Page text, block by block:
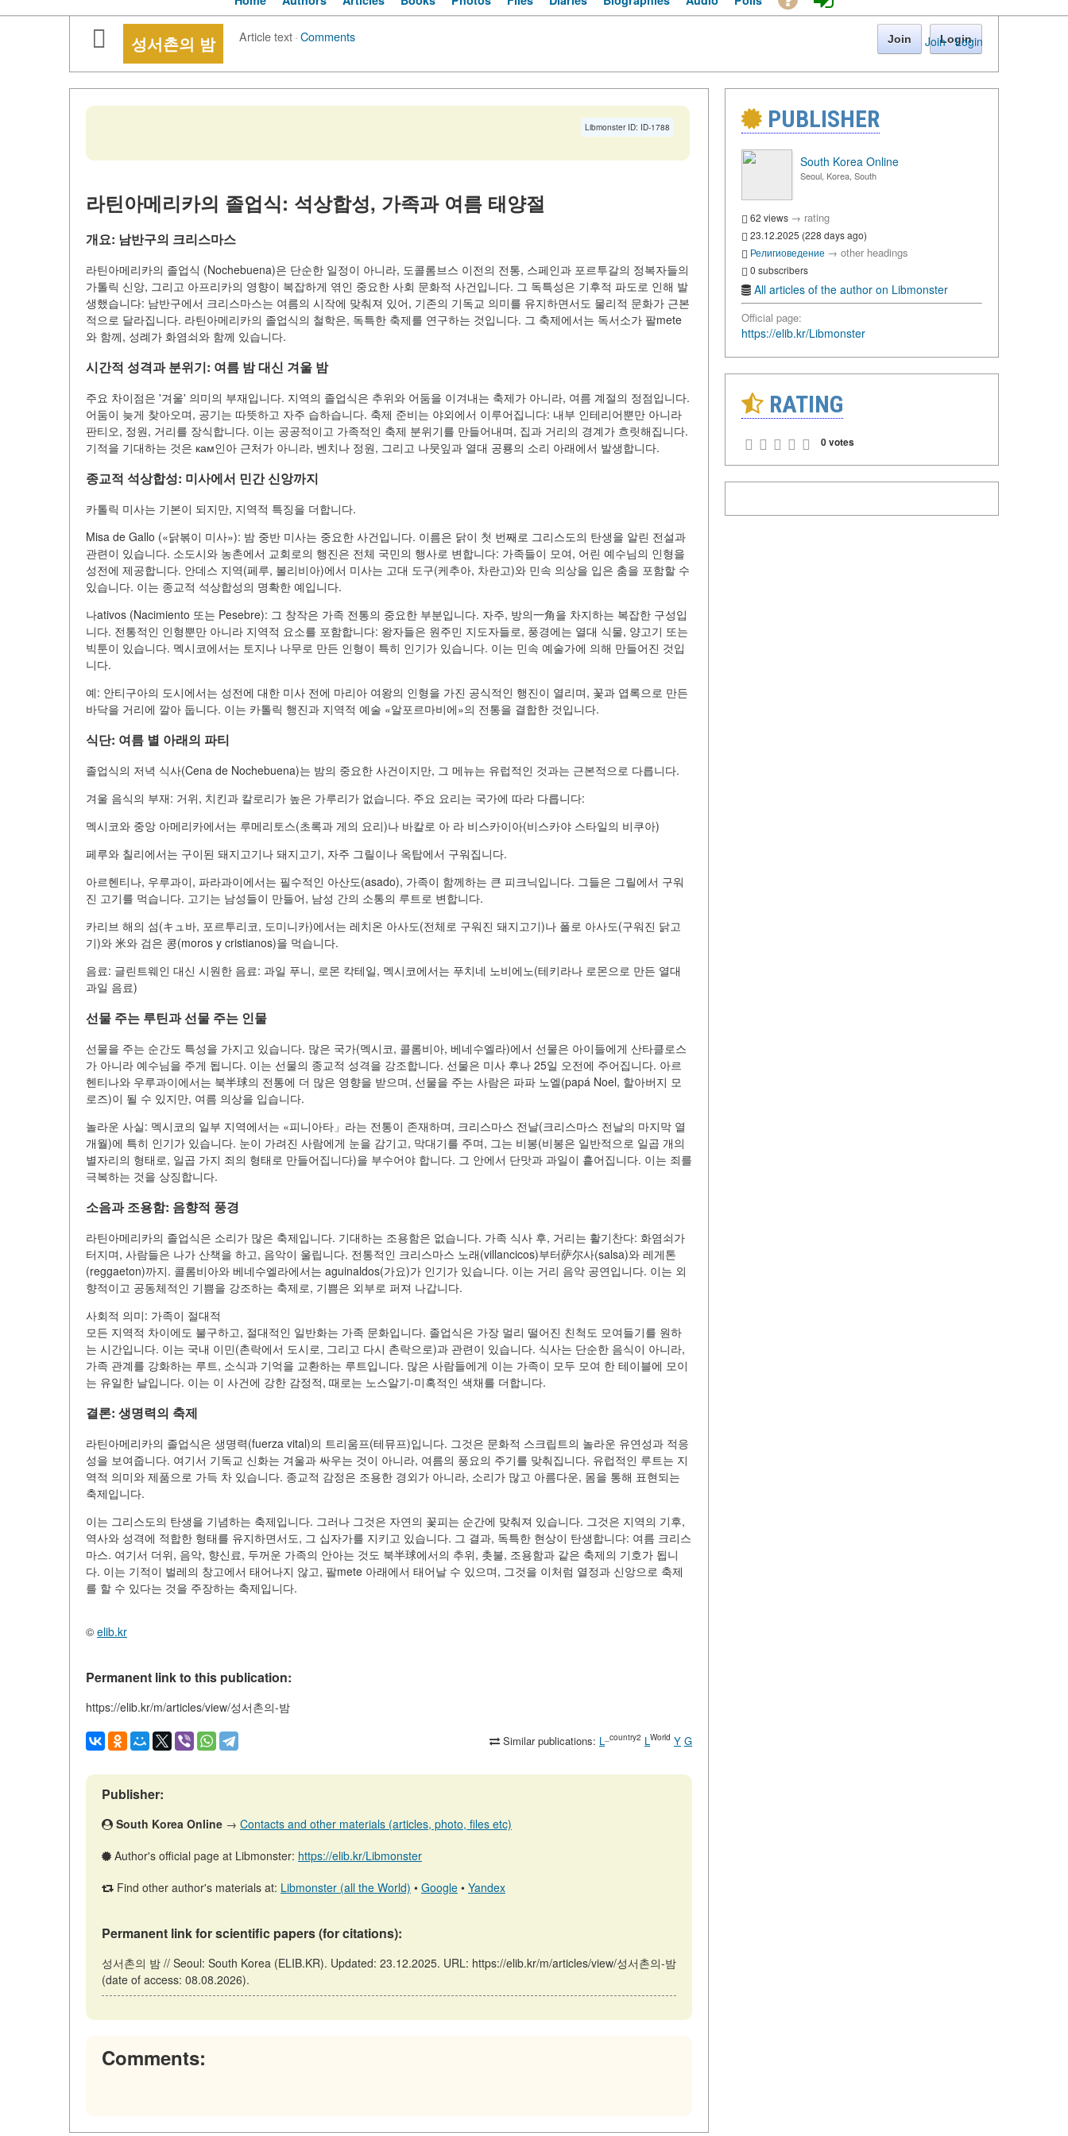
Join · Login
성서촌의 밤 Article text·Comments Join Login
Libmonster ID: ID-1788
라틴아메리카의 졸업식: 석상합성, 가족과 여름 태양절
개요: 남반구의 크리스마스
라틴아메리카의 졸업식 (Nochebuena)은 단순한 일정이 아니라, 도콜롬브스 이전의 전통, 스페인과 포르투갈의 정복자들의
가톨릭 신앙, 그리고 아프리카의 영향이 복잡하게 엮인 중요한 사회 문화적 사건입니다. 그 독특성은 기후적 파도로 인해 발
생했습니다: 남반구에서 크리스마스는 여름의 시작에 맞춰져 있어, 기존의 기독교 의미를 유지하면서도 물리적 문화가 근본
적으로 달라집니다. 라틴아메리카의 졸업식의 철학은, 독특한 축제를 연구하는 것입니다. 그 축제에서는 독서소가 팔mete
와 함께, 성례가 화염쇠와 함께 있습니다.
시간적 성격과 분위기: 여름 밤 대신 겨울 밤
주요 차이점은 '겨울' 의미의 부재입니다. 지역의 졸업식은 추위와 어둠을 이겨내는 축제가 아니라, 여름 계절의 정점입니다.
어둠이 늦게 찾아오며, 공기는 따뜻하고 자주 습하습니다. 축제 준비는 야외에서 이루어집니다: 내부 인테리어뿐만 아니라
판티오, 정원, 거리를 장식합니다. 이는 공공적이고 가족적인 축제 분위기를 만들어내며, 집과 거리의 경계가 흐릿해집니다.
기적을 기대하는 것은 кам인아 근처가 아니라, 벤치나 정원, 그리고 나뭇잎과 열대 공룡의 소리 아래에서 발생합니다.
종교적 석상합성: 미사에서 민간 신앙까지
카톨릭 미사는 기본이 되지만, 지역적 특징을 더합니다.
Misa de Gallo («닭볶이 미사»): 밤 중반 미사는 중요한 사건입니다. 이름은 닭이 첫 번째로 그리스도의 탄생을 알린 전설과
관련이 있습니다. 소도시와 농촌에서 교회로의 행진은 전체 국민의 행사로 변합니다: 가족들이 모여, 어린 예수님의 인형을
성전에 제공합니다. 안데스 지역(페루, 볼리비아)에서 미사는 고대 도구(케추아, 차란고)와 민속 의상을 입은 춤을 포함할 수
있습니다. 이는 종교적 석상합성의 명확한 예입니다.
나ativos (Nacimiento 또는 Pesebre): 그 창작은 가족 전통의 중요한 부분입니다. 자주, 방의一角을 차지하는 복잡한 구성입
니다. 전통적인 인형뿐만 아니라 지역적 요소를 포함합니다: 왕자들은 원주민 지도자들로, 풍경에는 열대 식물, 양고기 또는
빅툰이 있습니다. 멕시코에서는 토지나 나무로 만든 인형이 특히 인기가 있습니다. 이는 민속 예술가에 의해 만들어진 것입
니다.
예: 안티구아의 도시에서는 성전에 대한 미사 전에 마리아 여왕의 인형을 가진 공식적인 행진이 열리며, 꽃과 엽록으로 만든
바닥을 거리에 깔아 둡니다. 이는 카톨릭 행진과 지역적 예술 «알포르마비에»의 전통을 결합한 것입니다.
식단: 여름 별 아래의 파티
졸업식의 저녁 식사(Cena de Nochebuena)는 밤의 중요한 사건이지만, 그 메뉴는 유럽적인 것과는 근본적으로 다릅니다.
겨울 음식의 부재: 거위, 치킨과 칼로리가 높은 가루리가 없습니다. 주요 요리는 국가에 따라 다릅니다:
멕시코와 중앙 아메리카에서는 루메리토스(초록과 게의 요리)나 바칼로 아 라 비스카이아(비스카야 스타일의 비쿠아)
페루와 칠리에서는 구이된 돼지고기나 돼지고기, 자주 그릴이나 옥탑에서 구워집니다.
아르헨티나, 우루과이, 파라과이에서는 필수적인 아산도(asado), 가족이 함께하는 큰 피크닉입니다. 그들은 그릴에서 구워
진 고기를 먹습니다. 고기는 남성들이 만들어, 남성 간의 소통의 루트로 변합니다.
카리브 해의 섬(キュ바, 포르투리코, 도미니카)에서는 레치온 아사도(전체로 구워진 돼지고기)나 폴로 아사도(구워진 닭고
기)와 米와 검은 콩(moros y cristianos)을 먹습니다.
음료: 글린트웨인 대신 시원한 음료: 과일 푸니, 로몬 칵테일, 멕시코에서는 푸치네 노비에노(테키라나 로몬으로 만든 열대
과일 음료)
선물 주는 루틴과 선물 주는 인물
선물을 주는 순간도 특성을 가지고 있습니다. 많은 국가(멕시코, 콜롬비아, 베네수엘라)에서 선물은 아이들에게 산타클로스
가 아니라 예수님을 주게 됩니다. 이는 선물의 종교적 성격을 강조합니다. 선물은 미사 후나 25일 오전에 주어집니다. 아르
헨티나와 우루과이에서는 북半球의 전통에 더 많은 영향을 받으며, 선물을 주는 사람은 파파 노엘(papá Noel, 할아버지 모
로즈)이 될 수 있지만, 여름 의상을 입습니다.
놀라운 사실: 멕시코의 일부 지역에서는 «피니아타」라는 전통이 존재하며, 크리스마스 전날(크리스마스 전날의 마지막 열
개월)에 특히 인기가 있습니다. 눈이 가려진 사람에게 눈을 감기고, 막대기를 주며, 그는 비봉(비봉은 일반적으로 일곱 개의
별자리의 형태로, 일곱 가지 죄의 형태로 만들어집니다)을 부수어야 합니다. 그 안에서 단맛과 과일이 흩어집니다. 이는 죄를
극복하는 것을 상징합니다.
소음과 조용함: 음향적 풍경
라틴아메리카의 졸업식은 소리가 많은 축제입니다. 기대하는 조용함은 없습니다. 가족 식사 후, 거리는 활기찬다: 화염쇠가
터지며, 사람들은 나가 산책을 하고, 음악이 울립니다. 전통적인 크리스마스 노래(villancicos)부터萨尔사(salsa)와 레게톤
(reggaeton)까지. 콜롬비아와 베네수엘라에서는 aguinaldos(가요)가 인기가 있습니다. 이는 거리 음악 공연입니다. 이는 외
향적이고 공동체적인 기쁨을 강조하는 축제로, 기쁨은 외부로 퍼져 나갑니다.
사회적 의미: 가족이 절대적
모든 지역적 차이에도 불구하고, 절대적인 일반화는 가족 문화입니다. 졸업식은 가장 멀리 떨어진 친척도 모여들기를 원하
는 시간입니다. 이는 국내 이민(촌락에서 도시로, 그리고 다시 촌락으로)과 관련이 있습니다. 식사는 단순한 음식이 아니라,
가족 관계를 강화하는 루트, 소식과 기억을 교환하는 루트입니다. 많은 사람들에게 이는 가족이 모두 모여 한 테이블에 모이
는 유일한 날입니다. 이는 이 사건에 강한 감정적, 때로는 노스알기-미혹적인 색채를 더합니다.
결론: 생명력의 축제
라틴아메리카의 졸업식은 생명력(fuerza vital)의 트리움프(테뮤프)입니다. 그것은 문화적 스크립트의 놀라운 유연성과 적응
성을 보여줍니다. 여기서 기독교 신화는 겨울과 싸우는 것이 아니라, 여름의 풍요의 주기를 맞춰집니다. 유럽적인 루트는 지
역적 의미와 제품으로 가득 차 있습니다. 종교적 감정은 조용한 경외가 아니라, 소리가 많고 아름다운, 몸을 통해 표현되는
축제입니다.
이는 그리스도의 탄생을 기념하는 축제입니다. 그러나 그것은 자연의 꽃피는 순간에 맞춰져 있습니다. 그것은 지역의 기후,
역사와 성격에 적합한 형태를 유지하면서도, 그 십자가를 지키고 있습니다. 그 결과, 독특한 현상이 탄생합니다: 여름 크리스
마스. 여기서 더위, 음악, 향신료, 두꺼운 가족의 안아는 것도 북半球에서의 추위, 촛불, 조용함과 같은 축제의 기호가 됩니
다. 이는 기적이 벌레의 창고에서 태어나지 않고, 팔mete 아래에서 태어날 수 있으며, 그것을 이처럼 열정과 신앙으로 축제
를 할 수 있다는 것을 주장하는 축제입니다.
© elib.kr
Permanent link to this publication:
https://elib.kr/m/articles/view/성서촌의-밤
Similar publications: L _country2 LWorld Y G
Publisher:
South Korea Online → Contacts and other materials (articles, photo, files etc)
Author's official page at Libmonster: https://elib.kr/Libmonster
Find other author's materials at: Libmonster (all the World) • Google • Yandex
Permanent link for scientific papers (for citations):
성서촌의 밤 // Seoul: South Korea (ELIB.KR). Updated: 23.12.2025. URL: https://elib.kr/m/articles/view/성서촌의-밤
(date of access: 08.08.2026).
Comments:
PUBLISHER
South Korea Online
Seoul, Korea, South
62 views → rating
23.12.2025 (228 days ago)
Религиоведение → other headings
0 subscribers
All articles of the author on Libmonster
Official page:
https://elib.kr/Libmonster
RATING
0 votes